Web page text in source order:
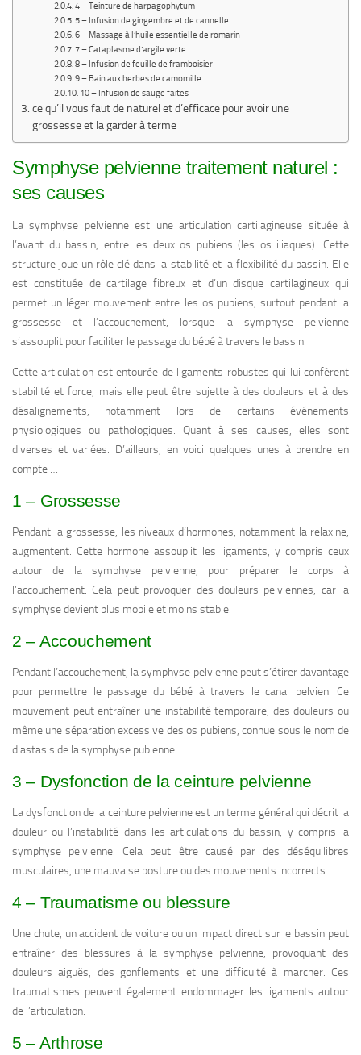
4 – Teinture de harpagophytum
5 – Infusion de gingembre et de cannelle
6 – Massage à l’huile essentielle de romarin
7 – Cataplasme d’argile verte
8 – Infusion de feuille de framboisier
9 – Bain aux herbes de camomille
10 – Infusion de sauge faites
ce qu’il vous faut de naturel et d’efficace pour avoir une
grossesse et la garder à terme
Symphyse pelvienne traitement naturel :
ses causes
La symphyse pelvienne est une articulation cartilagineuse située à
l’avant du bassin, entre les deux os pubiens (les os iliaques). Cette
structure joue un rôle clé dans la stabilité et la flexibilité du bassin. Elle
est constituée de cartilage fibreux et d’un disque cartilagineux qui
permet un léger mouvement entre les os pubiens, surtout pendant la
grossesse et l’accouchement, lorsque la symphyse pelvienne
s’assouplit pour faciliter le passage du bébé à travers le bassin.
Cette articulation est entourée de ligaments robustes qui lui confèrent
stabilité et force, mais elle peut être sujette à des douleurs et à des
désalignements, notamment lors de certains événements
physiologiques ou pathologiques. Quant à ses causes, elles sont
diverses et variées. D’ailleurs, en voici quelques unes à prendre en
compte …
1 – Grossesse
Pendant la grossesse, les niveaux d’hormones, notamment la relaxine,
augmentent. Cette hormone assouplit les ligaments, y compris ceux
autour de la symphyse pelvienne, pour préparer le corps à
l’accouchement. Cela peut provoquer des douleurs pelviennes, car la
symphyse devient plus mobile et moins stable.
2 – Accouchement
Pendant l’accouchement, la symphyse pelvienne peut s’étirer davantage
pour permettre le passage du bébé à travers le canal pelvien. Ce
mouvement peut entraîner une instabilité temporaire, des douleurs ou
même une séparation excessive des os pubiens, connue sous le nom de
diastasis de la symphyse pubienne.
3 – Dysfonction de la ceinture pelvienne
La dysfonction de la ceinture pelvienne est un terme général qui décrit la
douleur ou l’instabilité dans les articulations du bassin, y compris la
symphyse pelvienne. Cela peut être causé par des déséquilibres
musculaires, une mauvaise posture ou des mouvements incorrects.
4 – Traumatisme ou blessure
Une chute, un accident de voiture ou un impact direct sur le bassin peut
entraîner des blessures à la symphyse pelvienne, provoquant des
douleurs aiguës, des gonflements et une difficulté à marcher. Ces
traumatismes peuvent également endommager les ligaments autour
de l’articulation.
5 – Arthrose